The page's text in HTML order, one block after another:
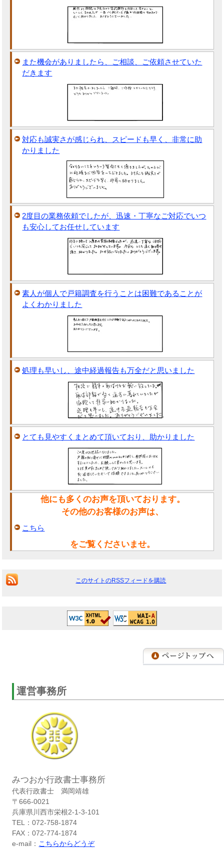
また機会がありましたら、ご相談、ご依頼させていた
だきます
対応も誠実さが感じられ、スピードも早く、非常に助
かりました
2度目の業務依頼でしたが、迅速・丁寧なご対応でいつ
も安心してお任せしています
素人が個人で戸籍調査を行うことは困難であることが
よくわかりました
処理も早いし、途中経過報告も万全だと思いました
とても見やすくまとめて頂いており、助かりました
他にも多くのお声を頂いております。
その他のお客様のお声は、
こちら
をご覧くださいませ。
このサイトのRSSフィードを購読
運営事務所
みつおか行政書士事務所
代表行政書士 満岡靖雄
〒666-0021
兵庫県川西市栄根2-1-3-101
TEL：072-758-1874
FAX：072-774-1874
e-mail： こちらからどうぞ